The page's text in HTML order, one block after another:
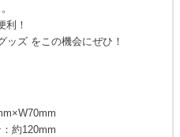
利！
ッズ をこの機会にぜひ！
約120mm